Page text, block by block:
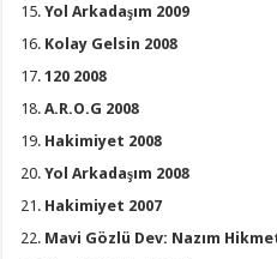
Yol Arkadaşım 2009
Kolay Gelsin 2008
120 2008
A.R.O.G 2008
Hakimiyet 2008
Yol Arkadaşım 2008
Hakimiyet 2007
Mavi Gözlü Dev: Nazım